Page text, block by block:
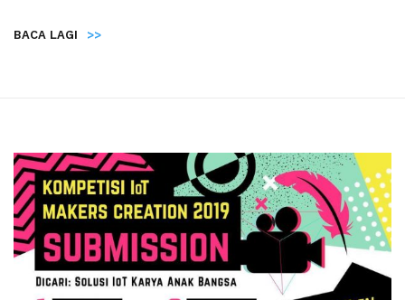
BACA LAGI >>